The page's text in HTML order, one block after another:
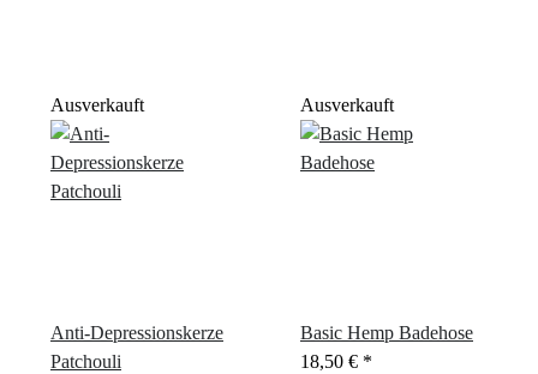
Ausverkauft
Anti-Depressionskerze
Patchouli
Ausverkauft
Basic Hemp Badehose
18,50 € *